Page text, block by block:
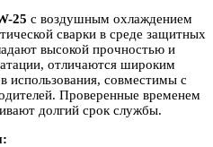
25 с воздушным охлаждением
сварки в среде защитных
высокой прочностью и
отличаются широким
совместимы с
Проверенные временем
долгий срок службы.